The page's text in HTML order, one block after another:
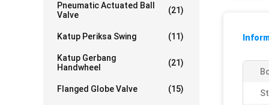
Pneumatic Actuated Ball
Valve
(21)
Katup Periksa Swing (11)
Katup Gerbang
Handwheel
(21)
Flanged Globe Valve (15)